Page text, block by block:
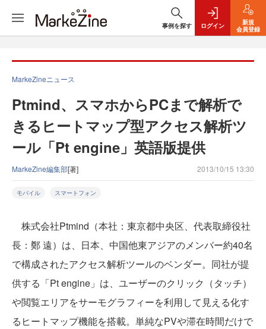
事例を探す ログイン
新規
会員登録
MarkeZineニュース
Ptmind、スマホからPCまで解析で
きるヒートマップ型アクセス解析ツ
ール「Pt engine」英語版提供
MarkeZine編集部[著] 2013/10/15 13:30
モバイル スマートフォン
株式会社Ptmind（本社：東京都中央区、代表取締役社
長：鄭 遠）は、日本、中国他東アジアのメンバー約40名
で構成されたアクセス解析ツールのベンダー。同社が提
供する「Pt engine」は、ユーザーのクリック（タッチ）
や閲覧エリアをサーモグラフィーを利用して見える化す
るヒートマップ機能を搭載。単純なPVや滞在時間だけで